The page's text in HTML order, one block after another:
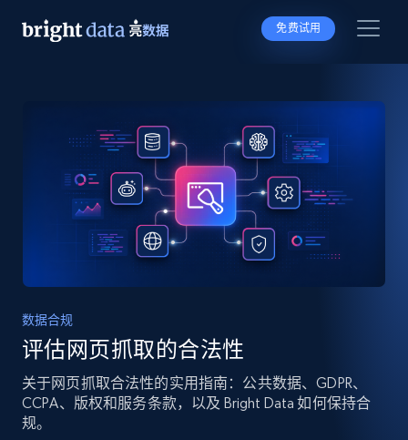
免费试用
数据合规
评估网页抓取的合法性
关于网页抓取合法性的实用指南：公共数据、GDPR、
CCPA、版权和服务条款，以及 Bright Data 如何保持合
规。